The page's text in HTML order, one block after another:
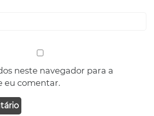
neste navegador para a
eu comentar.